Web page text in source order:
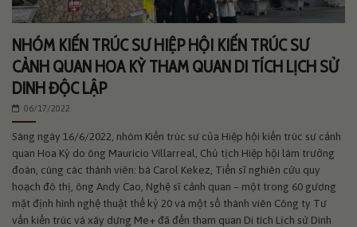
NHÓM KIẾN TRÚC SƯ HIỆP HỘI KIẾN TRÚC SƯ
CẢNH QUAN HOA KỲ THAM QUAN DI TÍCH LỊCH SỬ
DINH ĐỘC LẬP
06/17/2022
Sáng ngày 16/6/2022, nhóm Kiến trúc sư của Hiệp hội kiến trúc sư cảnh
quan Hoa Kỳ do ông Mauricio Villarreal, Chủ tịch Hiệp hội làm trưởng
đoàn, cùng các thành viên: bà Carol Kekez, Tiến sĩ nghiên cứu quy
hoạch đô thị, ông Andy Cao, Nghệ sĩ cảnh quan – một trong 60 gương
mặt định hình nghệ thuật thế kỷ 20 và một số thành viên Công ty Tư
vấn kiến trúc và xây dựng Me+ đã đến tham quan Di tích Lịch sử Dinh